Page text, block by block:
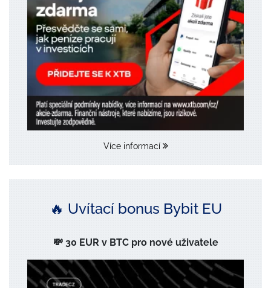
Více informací
🔥 Uvítací bonus Bybit EU
💸 30 EUR v BTC pro nové uživatele